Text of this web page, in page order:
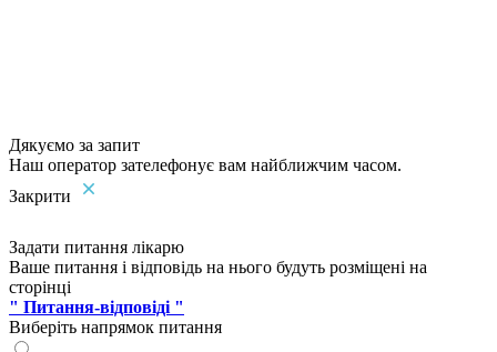
Дякуємо за запит
Наш оператор зателефонує вам найближчим часом.
Закрити
Задати питання лікарю
Ваше питання і відповідь на нього будуть розміщені на
сторінці
" Питання-відповіді "
Виберіть напрямок питання